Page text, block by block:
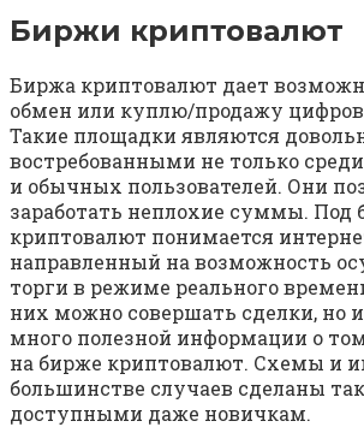
Биржи криптовалют
Биржа криптовалют дает
обмен или куплю/продажу
Такие площадки являются
востребованными не только
и обычных пользователей. Они
заработать неплохие суммы. Под
криптовалют понимается
направленный на возможность
торги в режиме реального
них можно совершать сделки, но
много полезной информации о
на бирже криптовалют. Схемы и
большинстве случаев сделаны
доступными даже новичкам.